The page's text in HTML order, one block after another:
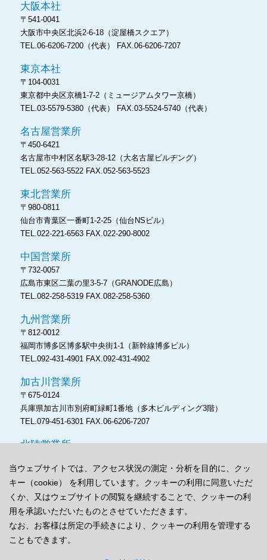
当ウェブサイトでは、アクセス状況の測定・分析を目的に、クッ
キー（cookie） を利用しています。クッキーの利用に同意いただ
くか、又はウェブサイトの閲覧を継続することで、クッキーの利
用を承認いただいたものとさせていただきます。
なお、お客様は所定の手続きにより、クッキーの利用を管理する
こともできます。
大阪本社
〒541-0041
大阪市中央区北浜2-6-18（淀屋橋スクエア）
TEL.06-6206-7200（代表）
FAX.06-6206-7207
東京本社
〒104-0031
東京都中央区京橋1-7-2（ミュージアムタワー京橋）
TEL.03-5579-5380（代表）
FAX.03-5524-5740（代表）
名古屋営業所
〒450-6421
名古屋市中村区名駅3-28-12（大名古屋ビルヂング）
TEL.052-563-5522FAX.052-563-5523
東北営業所
〒980-0811
仙台市青葉区一番町1-2-25（仙台NSビル）
TEL.022-221-6563FAX.022-290-8002
中国営業所
〒732-0057
広島市東区二葉の里3-5-7（GRANODE広島）
TEL.082-258-5319FAX.082-258-5360
九州営業所
〒812-0012
福岡市博多区博多駅中央街1-1（新幹線博多ビル）
TEL.092-431-4901FAX.092-431-4902
加古川営業所
〒675-0124
兵庫県加古川市別府町緑町1番地（多木ビルディング3階）
TEL.079-451-6301FAX.06-6206-7207
北陸営業所
富山市桜橋通り3‐1（富山電気ビルディング本館）
TEL.076-486-8171FAX.06-6206-7207